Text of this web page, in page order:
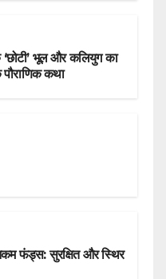
‘छोटी’ भूल और कलियुग का
कथा
फंड्स: सुरक्षित और स्थिर